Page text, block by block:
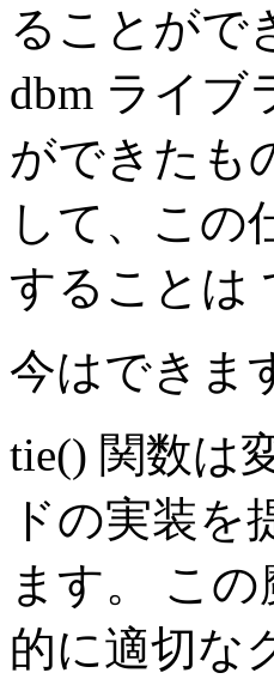
ることがで
dbm ライブ
ができたも
して、この
することは
今はできま
tie() 関数は
ドの実装
ます。 こ
的に適切な